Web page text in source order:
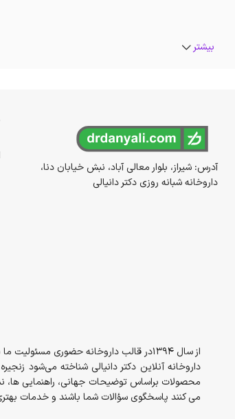
بیشتر
آدرس: شیراز، بلوار معالی آباد، نبش خیابان دنا،
داروخانه شبانه روزی دکتر دانیالی
داروخانه آنلاین دکتر دانیالی شناخته می‌شود
محصولات براساس توضیحات جهانی، راهنمایی ها،
می کنند پاسخگوی سؤالات شما باشند و خدمات